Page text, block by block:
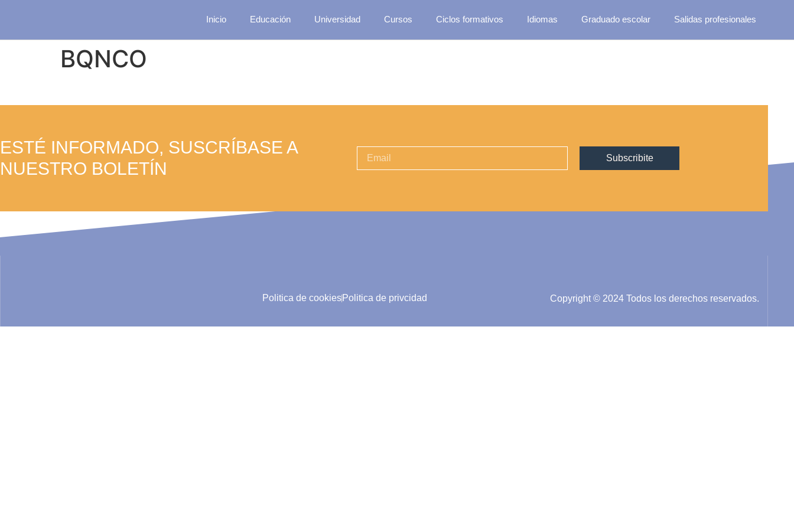
Inicio Educación Universidad Cursos Ciclos formativos Idiomas Graduado escolar Salidas profesionales
BQNCO
ESTÉ INFORMADO, SUSCRÍBASE A
NUESTRO BOLETÍN
Subscribite
Politica de cookiesPolitica de privcidad Copyright © 2024 Todos los derechos reservados.